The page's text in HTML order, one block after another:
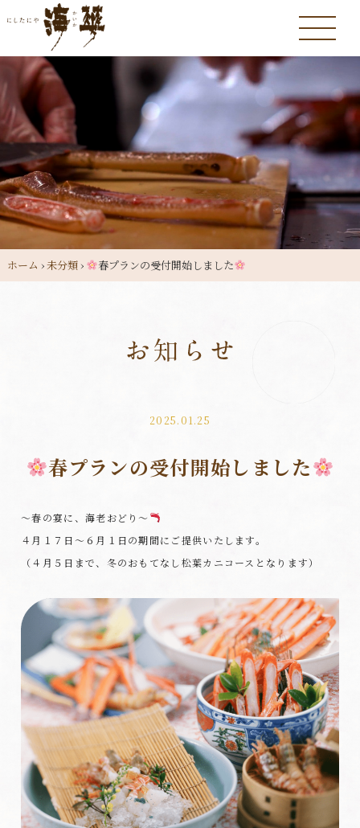
ホーム ›未分類› 春プランの受付開始しました
2025.01.25
春プランの受付開始しました
～春の宴に、海老おどり～
４月１７日～６月１日の期間にご提供いたします。
（４月５日まで、冬のおもてなし松葉カニコースとなります）